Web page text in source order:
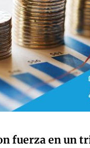
fuerza en un